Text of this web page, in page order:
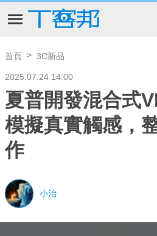
首頁 3C新品
2025.07.24 14:00
夏普開發混合式
模擬真實觸感，
作
小治